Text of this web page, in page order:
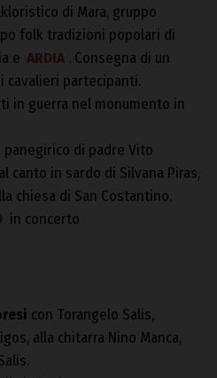
di Mara, gruppo
folk tradizioni popolari di
e ARDIA . Consegna di un
partecipanti.
in guerra nel monumento in
panegirico di padre Vito
canto in sardo di Silvana Piras,
chiesa di San Costantino.
in concerto
con Torangelo Salis,
alla chitarra Nino Manca,